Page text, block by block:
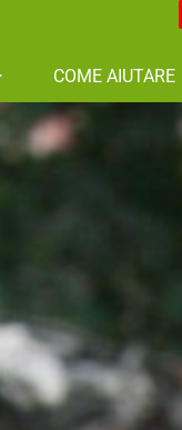
COME AIUTARE